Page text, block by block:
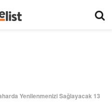
Yenilenmenizi Sağlayacak 13